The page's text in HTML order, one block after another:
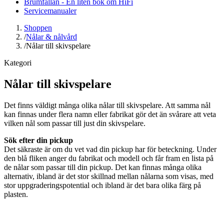
Servicemanualer
Shoppen
/Nålar & nålvård
/Nålar till skivspelare
Kategori
Nålar till skivspelare
Det finns väldigt många olika nålar till skivspelare. Att samma nål
kan finnas under flera namn eller fabrikat gör det än svårare att veta
vilken nål som passar till just din skivspelare.
Sök efter din pickup
Det säkraste är om du vet vad din pickup har för beteckning. Under
den blå fliken anger du fabrikat och modell och får fram en lista på
de nålar som passar till din pickup. Det kan finnas många olika
alternativ, ibland är det stor skillnad mellan nålarna som visas, med
stor uppgraderingspotential och ibland är det bara olika färg på
plasten.